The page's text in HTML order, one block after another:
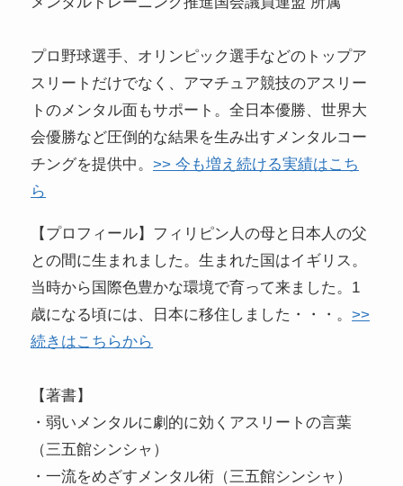
プロ野球選手、オリンピック選手などのトップア
スリートだけでなく、アマチュア競技のアスリー
トのメンタル面もサポート。全日本優勝、世界大
会優勝など圧倒的な結果を生み出すメンタルコー
チングを提供中。>> 今も増え続ける実績はこち
ら
【プロフィール】フィリピン人の母と日本人の父
との間に生まれました。生まれた国はイギリス。
当時から国際色豊かな環境で育って来ました。1
歳になる頃には、日本に移住しました・・・。>>
続きはこちらから
【著書】
・弱いメンタルに劇的に効くアスリートの言葉
（三五館シンシャ）
・一流をめざすメンタル術（三五館シンシャ）